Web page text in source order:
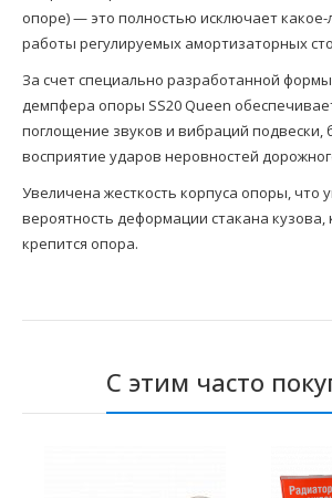
опоре) — это полностью исключает
работы регулируемых амортизаторных
За счет специально разработанной
демпфера опоры SS20 Queen
поглощение звуков и вибраций подвески,
восприятие ударов неровностей
Увеличена жесткость корпуса опоры, что
вероятность деформации стакана кузова,
крепится опора.
С этим часто